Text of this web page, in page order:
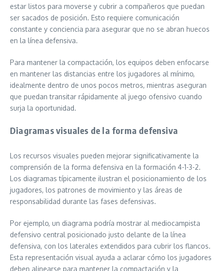
estar listos para moverse y cubrir a compañeros que puedan
ser sacados de posición. Esto requiere comunicación
constante y conciencia para asegurar que no se abran huecos
en la línea defensiva.
Para mantener la compactación, los equipos deben enfocarse
en mantener las distancias entre los jugadores al mínimo,
idealmente dentro de unos pocos metros, mientras aseguran
que puedan transitar rápidamente al juego ofensivo cuando
surja la oportunidad.
Diagramas visuales de la forma defensiva
Los recursos visuales pueden mejorar significativamente la
comprensión de la forma defensiva en la formación 4-1-3-2.
Los diagramas típicamente ilustran el posicionamiento de los
jugadores, los patrones de movimiento y las áreas de
responsabilidad durante las fases defensivas.
Por ejemplo, un diagrama podría mostrar al mediocampista
defensivo central posicionado justo delante de la línea
defensiva, con los laterales extendidos para cubrir los flancos.
Esta representación visual ayuda a aclarar cómo los jugadores
deben alinearse para mantener la compactación y la